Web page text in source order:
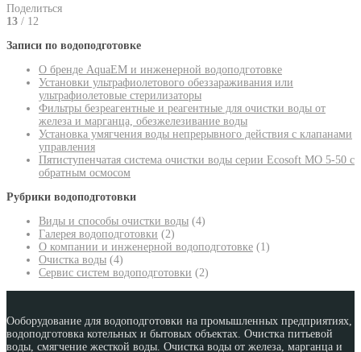
Поделиться
13 / 12
Записи по водоподготовке
О бренде AquaEM и инженерной водоподготовке
Установки ультрафиолетового обеззараживания или
ультрафиолетовые стерилизаторы
Фильтры безреагентные и реагентные для очистки воды от
железа и марганца, обезжелезивание воды
Установка умягчения воды непрерывного действия с клапанами
управления
Пятиступенчатая система очистки воды серии Ecosoft MO 5-50 с
обратным осмосом
Рубрики водоподготовки
Виды и способы очистки воды (4)
Галерея водоподготовки (2)
О компании и инженерной водоподготовке (1)
Очистка воды (4)
Сервис систем водоподготовки (2)
Ооборудование для водоподготовки на промышленных предприятиях,
водоподготовка котельных и бытовых объектах. Очистка питьевой
воды, смягчение жесткой воды. Очистка воды от железа, марганца и